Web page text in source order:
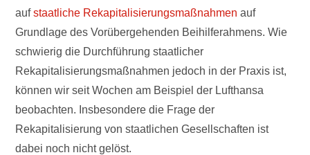
aufstaatliche Rekapitalisierungsmaßnahmen auf
Grundlage des Vorübergehenden Beihilferahmens. Wie
schwierig die Durchführung staatlicher
Rekapitalisierungsmaßnahmen jedoch in der Praxis ist,
können wir seit Wochen am Beispiel der Lufthansa
beobachten. Insbesondere die Frage der
Rekapitalisierung von staatlichen Gesellschaften ist
dabei noch nicht gelöst.